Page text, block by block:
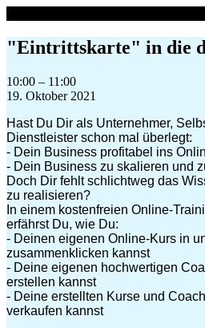
springen
"Eintrittskarte" in die
"Eintrittskarte"
in
digitale
Welt
10:00 – 11:00
19. Oktober 2021
Hast Du Dir als Unternehmer,
Dienstleister schon mal überlegt:
- Dein Business profitabel ins
- Dein Business zu skalieren und
Doch Dir fehlt schlichtweg das
zu realisieren?
In einem kostenfreien Online-
erfährst Du, wie Du:
- Deinen eigenen Online-Kurs in
zusammenklicken kannst
- Deine eigenen hochwertigen
erstellen kannst
- Deine erstellten Kurse und
verkaufen kannst